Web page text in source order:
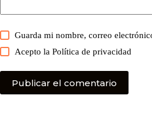
Guarda mi nombre, correo
Acepto laPolítica de privacidad
Publicar el comentario